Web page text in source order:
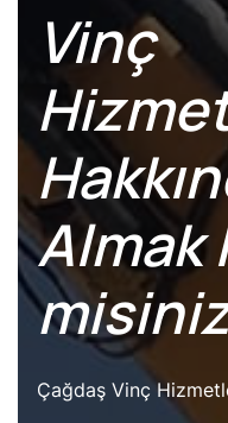
Vinç
Almak
Çağdaş Vinç